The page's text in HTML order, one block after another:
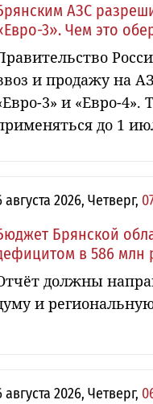
АЗС
3». Чем это
и продажу на
3» и «Евро-4».
до 1
августа 2026, Четверг,
Брянской
в 586 млн
должны
и
августа 2026, Четверг,